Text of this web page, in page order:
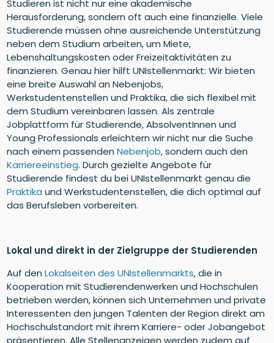
Studieren ist nicht nur eine akademische
Herausforderung, sondern oft auch eine finanzielle. Viele
Studierende müssen ohne ausreichende Unterstützung
neben dem Studium arbeiten, um Miete,
Lebenshaltungskosten oder Freizeitaktivitäten zu
finanzieren. Genau hier hilft UNIstellenmarkt: Wir bieten
eine breite Auswahl an Nebenjobs,
Werkstudentenstellen und Praktika, die sich flexibel mit
dem Studium vereinbaren lassen. Als zentrale
Jobplattform für Studierende, AbsolventInnen und
Young Professionals erleichtern wir nicht nur die Suche
nach einem passendenNebenjob, sondern auch den
Karriereeinstieg. Durch gezielte Angebote für
Studierende findest du bei UNIstellenmarkt genau die
Praktika und Werkstudentenstellen, die dich optimal auf
das Berufsleben vorbereiten.
Lokal und direkt in der Zielgruppe der Studierenden
Auf denLokalseiten des UNIstellenmarkts, die in
Kooperation mit Studierendenwerken und Hochschulen
betrieben werden, können sich Unternehmen und private
Interessenten den jungen Talenten der Region direkt am
Hochschulstandort mit ihrem Karriere- oder Jobangebot
präsentieren. Alle Stellenanzeigen werden zudem auf